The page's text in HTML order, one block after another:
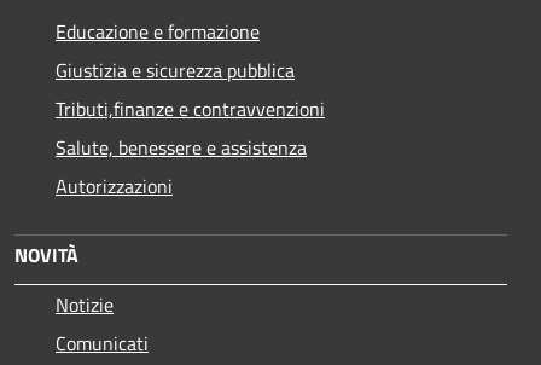
Educazione e formazione
Giustizia e sicurezza pubblica
Tributi,finanze e contravvenzioni
Salute, benessere e assistenza
Autorizzazioni
NOVITÀ
Notizie
Comunicati